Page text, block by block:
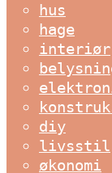
hus
hage
interiør
diy
livsstil
økonomi